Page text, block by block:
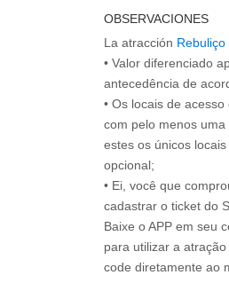
OBSERVACIONES
La atracción Rebuliço
• Valor diferenciado
antecedência de
• Os locais de
com pelo menos
estes os únicos
opcional;
• Ei, você que
cadastrar o ticket do
Baixe o APP em seu
para utilizar a
code diretamente ao